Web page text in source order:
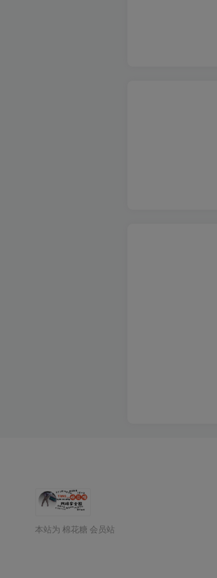
本站为 棉花糖 会员站